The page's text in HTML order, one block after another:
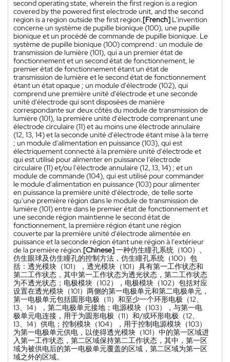
second operating state, wherein the first region is a region
covered by the powered first electrode unit, and the second
region is a region outside the first region.[French] L'invention
concerne un système de pupille bionique (100), une pupille
bionique et un procédé de commande de pupille bionique. Le
système de pupille bionique (100) comprend : un module de
transmission de lumière (101), qui a un premier état de
fonctionnement et un second état de fonctionnement, le
premier état de fonctionnement étant un état de
transmission de lumière et le second état de fonctionnement
étant un état opaque ; un module d'électrode (102), qui
comprend une première unité d'électrode et une seconde
unité d'électrode qui sont disposées de manière
correspondante sur deux côtés du module de transmission de
lumière (101), la première unité d'électrode comprenant une
électrode circulaire (11) et au moins une électrode annulaire
(12, 13, 14) et la seconde unité d'électrode étant mise à la terre
; un module d'alimentation en puissance (103), qui est
électriquement connecté à la première unité d'électrode et
qui est utilisé pour alimenter en puissance l'électrode
circulaire (11) et/ou l'électrode annulaire (12, 13, 14) ; et un
module de commande (104), qui est utilisé pour commander
le module d'alimentation en puissance (103) pour alimenter
en puissance la première unité d'électrode, de telle sorte
qu'une première région dans le module de transmission de
lumière (101) entre dans le premier état de fonctionnement et
une seconde région maintienne le second état de
fonctionnement, la première région étant une région
couverte par la première unité d'électrode alimentée en
puissance et la seconde région étant une région à l'extérieur
de la première région.[Chinese]一种仿生瞳孔系统（100）、
仿生眼球及仿生瞳孔的控制方法，仿生瞳孔系统（100）包
括：透光模块（101），透光模块（101）具有第一工作状态和
第二工作状态，其中第一工作状态为透光状态，第二工作状态
为不透光状态；电极模块（102），电极模块（102）包括对应
设置在透光模块（101）两侧的第一电极单元和第二电极单元，
第一电极单元包括圆形电极（11）和至少一个环形电极（12、
13、14），第二电极单元接地；电源模块（103），与第一电
极单元电连接，用于为圆形电极（11）和/或环形电极（12、
13、14）供电；控制模块（104），用于控制电源模块（103）
为第一电极单元供电，以使得透光模块（101）中的第一区域进
入第一工作状态，第二区域保持第二工作状态，其中，第一区
域为被供电后的第一电极单元覆盖的区域，第二区域为第一区
域之外的区域。